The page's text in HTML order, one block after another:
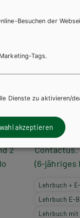
2
(6-jähriges
Lehrbuch +
Lehrbuch E-
Lehrbuch mit
Besuchen der
Tags.
Dienste zu aktivieren/
akzeptieren